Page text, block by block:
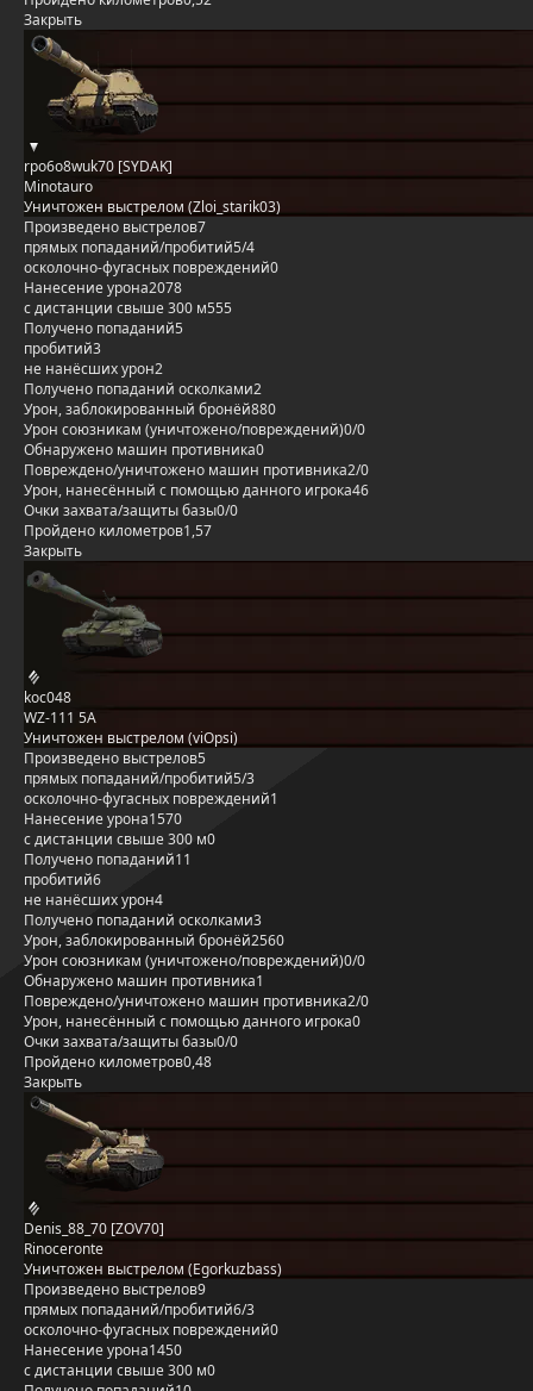
Закрыть
rpo6o8wuk70 [SYDAK]
Minotauro
Уничтожен выстрелом (Zloi_starik03)
Произведено выстрелов7
прямых попаданий/пробитий5/4
осколочно-фугасных повреждений0
Нанесение урона2078
с дистанции свыше 300 м555
Получено попаданий5
пробитий3
не нанёсших урон2
Получено попаданий осколками2
Урон, заблокированный бронёй880
Урон союзникам (уничтожено/повреждений)0/0
Обнаружено машин противника0
Повреждено/уничтожено машин противника2/0
Урон, нанесённый с помощью данного игрока46
Очки захвата/защиты базы0/0
Пройдено километров1,57
Закрыть
koc048
WZ-111 5A
Уничтожен выстрелом (viOpsi)
Произведено выстрелов5
прямых попаданий/пробитий5/3
осколочно-фугасных повреждений1
Нанесение урона1570
с дистанции свыше 300 м0
Получено попаданий11
пробитий6
не нанёсших урон4
Получено попаданий осколками3
Урон, заблокированный бронёй2560
Урон союзникам (уничтожено/повреждений)0/0
Обнаружено машин противника1
Повреждено/уничтожено машин противника2/0
Урон, нанесённый с помощью данного игрока0
Очки захвата/защиты базы0/0
Пройдено километров0,48
Закрыть
Denis_88_70 [ZOV70]
Rinoceronte
Уничтожен выстрелом (Egorkuzbass)
Произведено выстрелов9
прямых попаданий/пробитий6/3
осколочно-фугасных повреждений0
Нанесение урона1450
с дистанции свыше 300 м0